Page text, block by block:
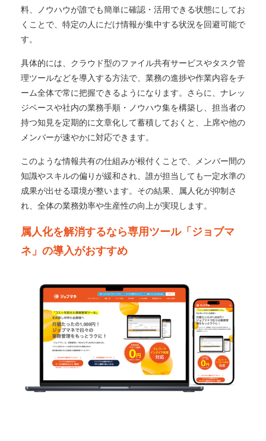
料、ノウハウが誰でも簡単に確認・活用できる状態にしてお
くことで、特定の人にだけ情報が集中する状況を回避可能で
す。
具体的には、クラウド型のファイル共有サービスやタスク管
理ツールなどを導入する方法で、業務の進捗や作業内容をチ
ーム全体で常に把握できるようになります。さらに、ナレッ
ジベースや社内の業務手順・ノウハウ集を構築し、担当者の
持つ知見を定期的に文章化して蓄積しておくと、上席や他の
メンバーが速やかに対応できます。
このような情報共有の仕組みが根付くことで、メンバー間の
知識やスキルの偏りが緩和され、誰が担当しても一定水準の
成果が出せる環境が整います。その結果、属人化が抑制さ
れ、全体の業務効率や生産性の向上が実現します。
属人化を解消するなら専用ツール「ジョブマ
ネ」の導入がおすすめ